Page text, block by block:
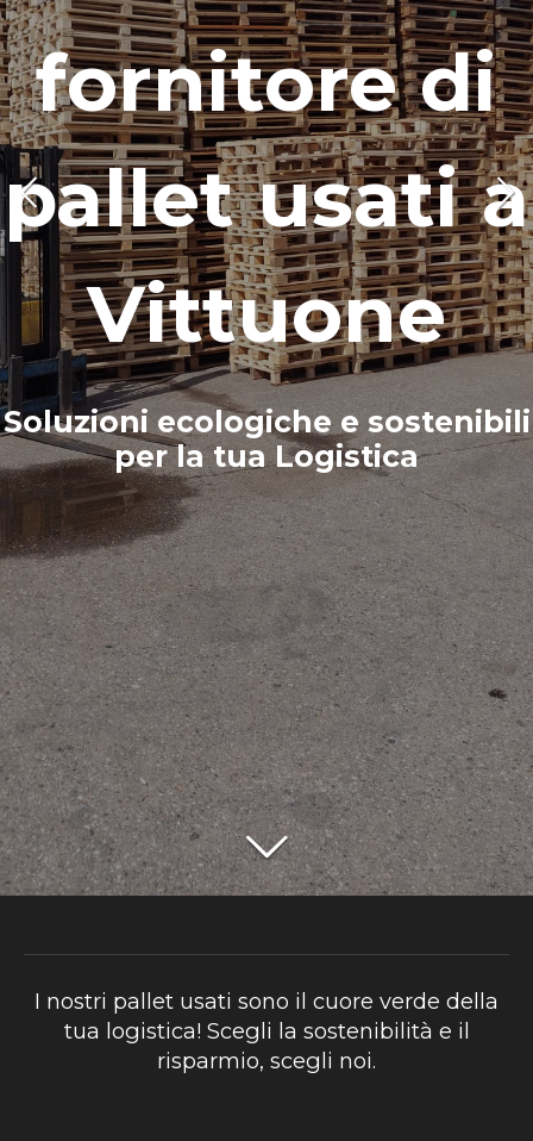
fornitore di
pallet usatia
Vittuone
Soluzioni ecologiche e sostenibili
per la tua Logistica
I nostri pallet usati sono il cuore verde della
tua logistica! Scegli la sostenibilità e il
risparmio, scegli noi.